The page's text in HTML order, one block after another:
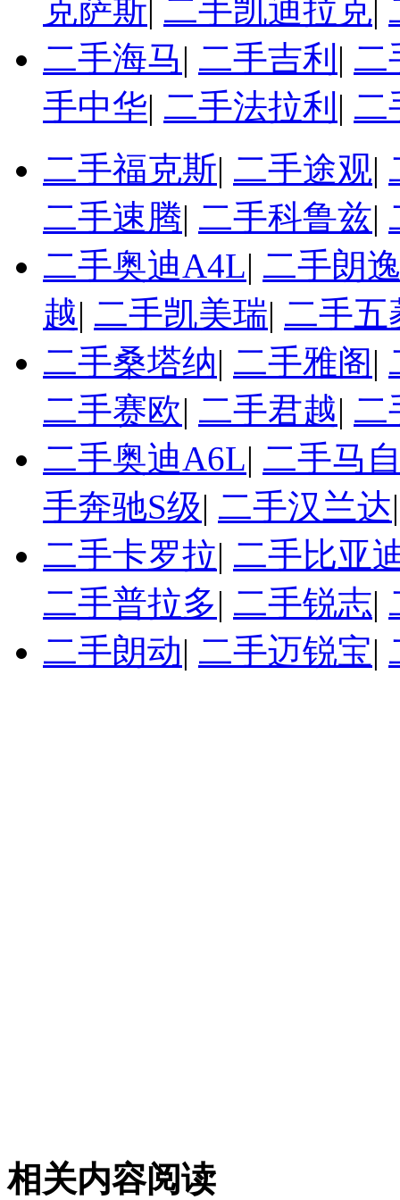
克萨斯 二手凯迪拉克
二手海马| 二手吉利 | 二
手中华| 二手法拉利 | 二
二手福克斯| 二手途观|
二手速腾| 二手科鲁兹|
二手奥迪A4L| 二手朗
越| 二手凯美瑞| 二手五
二手桑塔纳| 二手雅阁|
二手赛欧| 二手君越| 二
二手奥迪A6L| 二手马
手奔驰S级| 二手汉兰达
二手卡罗拉| 二手比亚
二手普拉多| 二手锐志|
二手朗动| 二手迈锐宝|
相关内容阅读